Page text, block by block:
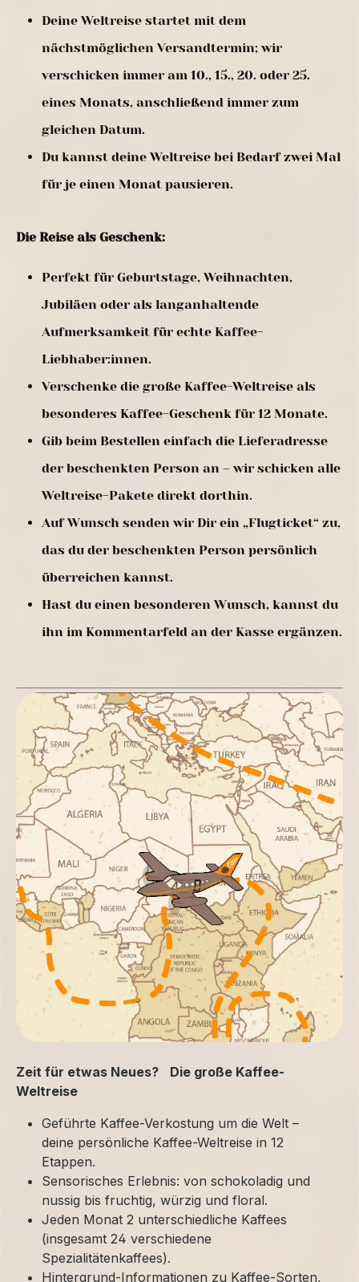
Zeit für etwas Neues? Die große Kaffee-
Weltreise
Geführte Kaffee-Verkostung um die Welt –
deine persönliche Kaffee-Weltreise in 12
Etappen.
Sensorisches Erlebnis: von schokoladig und
nussig bis fruchtig, würzig und floral.
Jeden Monat 2 unterschiedliche Kaffees
(insgesamt 24 verschiedene
Spezialitätenkaffees).
Hintergrund-Informationen zu Kaffee-Sorten,
Deine Weltreise startet mit dem
nächstmöglichen Versandtermin; wir
verschicken immer am 10., 15., 20. oder 25.
eines Monats, anschließend immer zum
gleichen Datum.
Du kannst deine Weltreise bei Bedarf zwei Mal
für je einen Monat pausieren.
Die Reise als Geschenk:
Perfekt für Geburtstage, Weihnachten,
Jubiläen oder als langanhaltende
Aufmerksamkeit für echte Kaffee-
Liebhaber:innen.
Verschenke die große Kaffee-Weltreise als
besonderes Kaffee-Geschenk für 12 Monate.
Gib beim Bestellen einfach die Lieferadresse
der beschenkten Person an – wir schicken alle
Weltreise-Pakete direkt dorthin.
Auf Wunsch senden wir Dir ein „Flugticket“ zu,
das du der beschenkten Person persönlich
überreichen kannst.
Hast du einen besonderen Wunsch, kannst du
ihn im Kommentarfeld an der Kasse ergänzen.